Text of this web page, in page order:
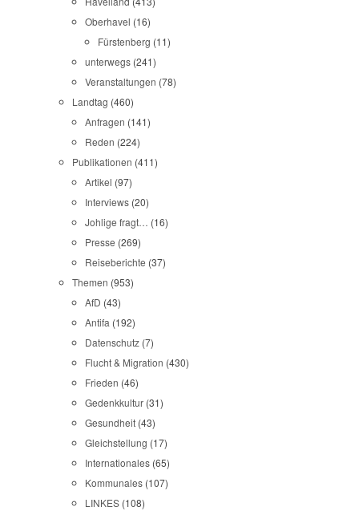
Oberhavel (16)
Fürstenberg (11)
unterwegs (241)
Veranstaltungen (78)
Landtag (460)
Anfragen (141)
Reden (224)
Publikationen (411)
Artikel (97)
Interviews (20)
Johlige fragt… (16)
Presse (269)
Reiseberichte (37)
Themen (953)
AfD (43)
Antifa (192)
Datenschutz (7)
Flucht & Migration (430)
Frieden (46)
Gedenkkultur (31)
Gesundheit (43)
Gleichstellung (17)
Internationales (65)
Kommunales (107)
LINKES (108)